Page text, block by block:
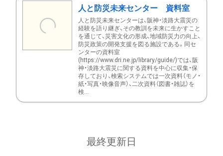
人と防災未来センター 資料室
人と防災未来センターは、阪神・淡路大震災の
経験を語り継ぎ、その教訓を未来に生かすこと
を通じて、災害文化の形成、地域防災力の向上、
防災政策の開発支援を図る施設である。同セ
ンターの資料室
(https://www.dri.ne.jp/library/guide/)では、阪
神・淡路大震災に関する資料を中心に収集・保
存しており、検索システムでは一次資料（モノ・
紙・写真・映像音声）、二次資料（図書・雑誌）を
検...
最終更新日